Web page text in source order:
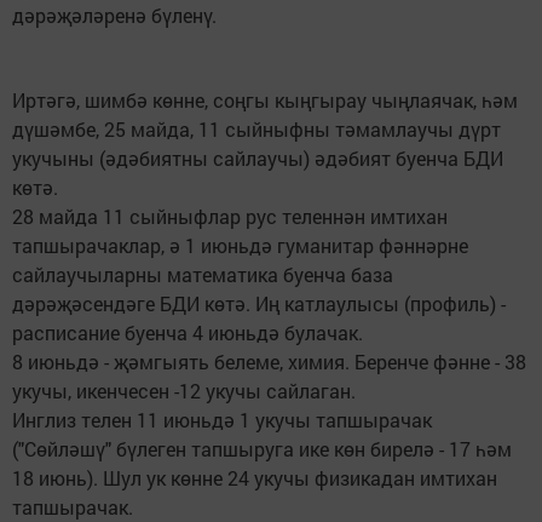
дәрәҗәләренә бүленү.
Иртәгә, шимбә көнне, соңгы кыңгырау чыңлаячак, һәм
дүшәмбе, 25 майда, 11 сыйныфны тәмамлаучы дүрт
укучыны (әдәбиятны сайлаучы) әдәбият буенча БДИ
көтә.
28 майда 11 сыйныфлар рус теленнән имтихан
тапшырачаклар, ә 1 июньдә гуманитар фәннәрне
сайлаучыларны математика буенча база
дәрәҗәсендәге БДИ көтә. Иң катлаулысы (профиль) -
расписание буенча 4 июньдә булачак.
8 июньдә - җәмгыять белеме, химия. Беренче фәнне - 38
укучы, икенчесен -12 укучы сайлаган.
Инглиз телен 11 июньдә 1 укучы тапшырачак
("Сөйләшү" бүлеген тапшыруга ике көн бирелә - 17 һәм
18 июнь). Шул ук көнне 24 укучы физикадан имтихан
тапшырачак.